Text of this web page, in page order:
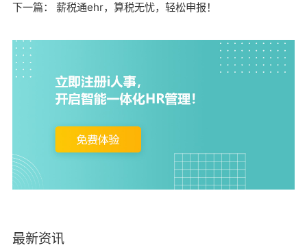
下一篇： 薪税通ehr，算税无忧，轻松申报！
最新资讯